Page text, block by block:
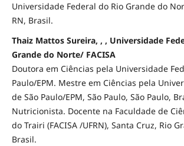
Universidade Federal do Rio Grande do
RN, Brasil.
Thaiz Mattos Sureira, , , Universidade
Grande do Norte/ FACISA
Doutora em Ciências pela Universidade
Paulo/EPM. Mestre em Ciências pela
de São Paulo/EPM, São Paulo, São Paulo,
Nutricionista. Docente na Faculdade de
do Trairi (FACISA /UFRN), Santa Cruz, Rio
Brasil.